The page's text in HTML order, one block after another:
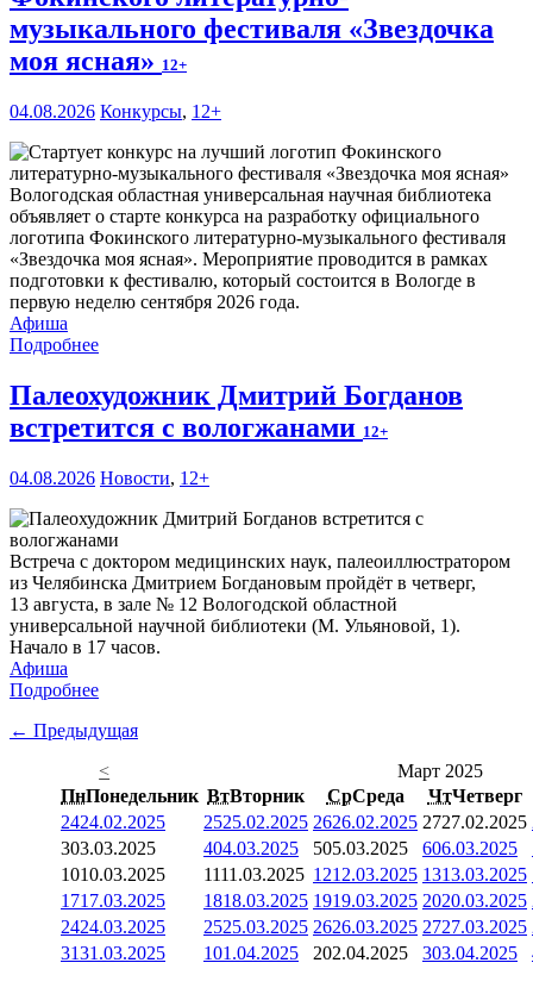
музыкального фестиваля «Звездочка
моя ясная» 12+
04.08.2026 Конкурсы, 12+
Вологодская областная универсальная научная библиотека
объявляет о старте конкурса на разработку официального
логотипа Фокинского литературно-музыкального фестиваля
«Звездочка моя ясная». Мероприятие проводится в рамках
подготовки к фестивалю, который состоится в Вологде в
первую неделю сентября 2026 года.
Афиша
Подробнее
Палеохудожник Дмитрий Богданов
встретится с вологжанами 12+
04.08.2026 Новости, 12+
Встреча с доктором медицинских наук, палеоиллюстратором
из Челябинска Дмитрием Богдановым пройдёт в четверг,
13 августа, в зале № 12 Вологодской областной
универсальной научной библиотеки (М. Ульяновой, 1).
Начало в 17 часов.
Афиша
Подробнее
← Предыдущая
<
Март 2025
ПнПонедельник ВтВторник СрСреда ЧтЧетверг
2424.02.2025 2525.02.2025 2626.02.2025 2727.02.2025
303.03.2025 404.03.2025 505.03.2025 606.03.2025
1010.03.2025 1111.03.2025 1212.03.2025 1313.03.2025
1717.03.2025 1818.03.2025 1919.03.2025 2020.03.2025
2424.03.2025 2525.03.2025 2626.03.2025 2727.03.2025
3131.03.2025 101.04.2025 202.04.2025 303.04.2025